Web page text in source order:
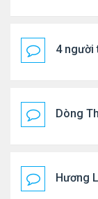
4 người
Dòng
Hương